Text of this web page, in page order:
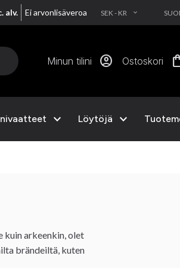
alv. Ei arvonlisäveroa SEK - KR EXPAND_MORE
Minun tilini account_circle Ostoskori
expand_more Löytöjä expand_more
kuin arkeenkin, olet
brändeiltä, kuten